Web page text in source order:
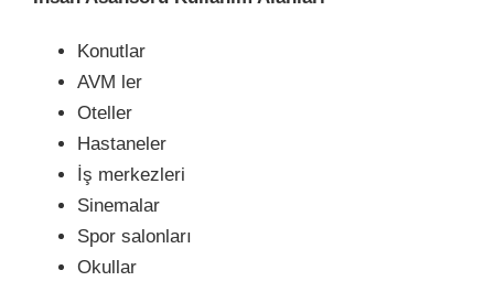
Konutlar
AVM ler
Oteller
Hastaneler
İş merkezleri
Sinemalar
Spor salonları
Okullar